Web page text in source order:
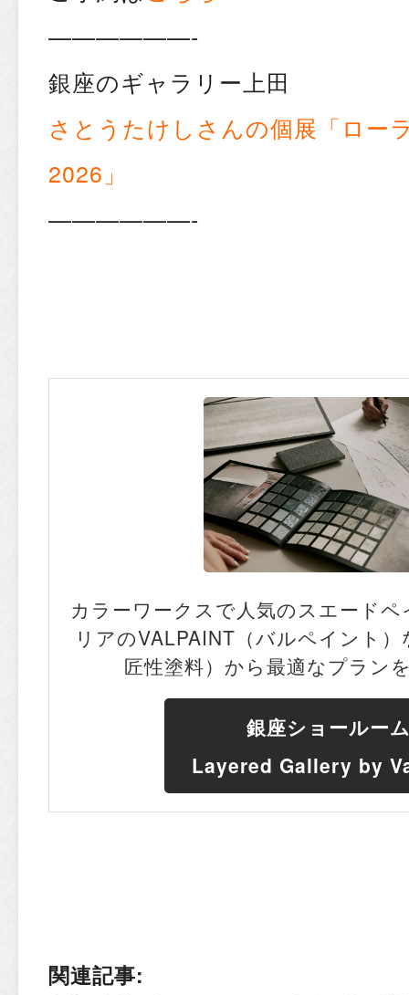
——————-
銀座のギャラリー上田
さとうたけしさんの個展「ロー
2026」
——————-
カラーワークスで人気のスエード
リアのVALPAINT（バルペイント
匠性塗料）から最適なプラン
銀座ショールー
Layered Gallery by
関連記事: